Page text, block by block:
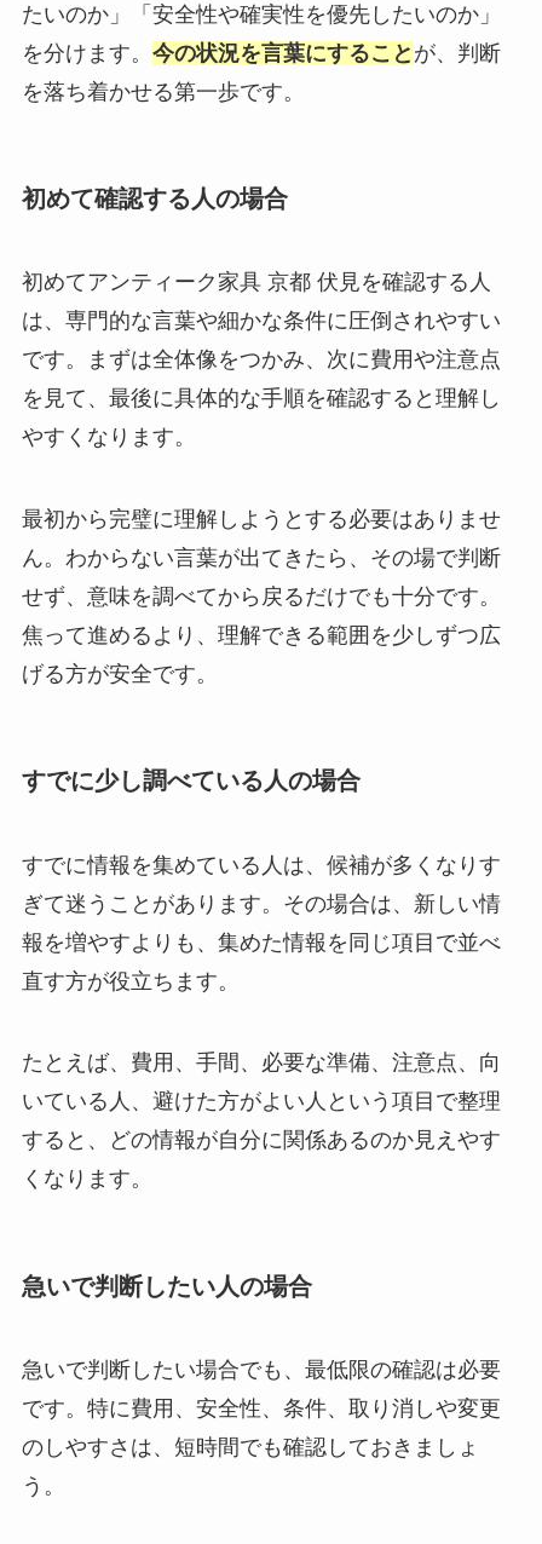
たいのか」「安全性や確実性を優先したいのか」
を分けます。 今の状況を言葉にすること が、判断
を落ち着かせる第一歩です。
初めて確認する人の場合
初めてアンティーク家具 京都 伏見を確認する人
は、専門的な言葉や細かな条件に圧倒されやすい
です。まずは全体像をつかみ、次に費用や注意点
を見て、最後に具体的な手順を確認すると理解し
やすくなります。
最初から完璧に理解しようとする必要はありませ
ん。わからない言葉が出てきたら、その場で判断
せず、意味を調べてから戻るだけでも十分です。
焦って進めるより、理解できる範囲を少しずつ広
げる方が安全です。
すでに少し調べている人の場合
すでに情報を集めている人は、候補が多くなりす
ぎて迷うことがあります。その場合は、新しい情
報を増やすよりも、集めた情報を同じ項目で並べ
直す方が役立ちます。
たとえば、費用、手間、必要な準備、注意点、向
いている人、避けた方がよい人という項目で整理
すると、どの情報が自分に関係あるのか見えやす
くなります。
急いで判断したい人の場合
急いで判断したい場合でも、最低限の確認は必要
です。特に費用、安全性、条件、取り消しや変更
のしやすさは、短時間でも確認しておきましょ
う。